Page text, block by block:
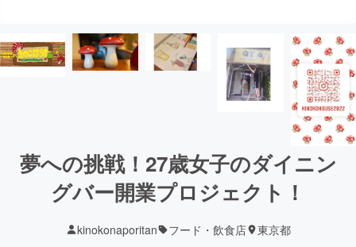
夢への挑戦！27歳女子のダイニン
グバー開業プロジェクト！
kinokonaporitan フード・飲食店 東京都